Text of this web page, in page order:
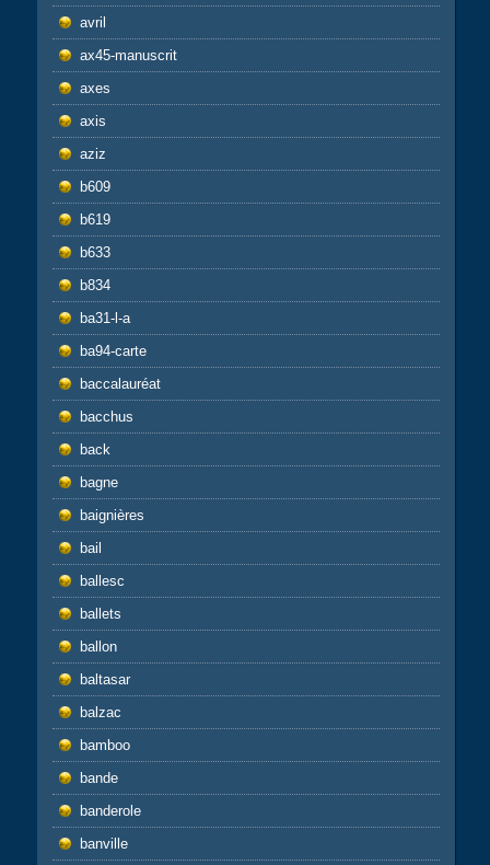
avril
ax45-manuscrit
axes
axis
aziz
b609
b619
b633
b834
ba31-l-a
ba94-carte
baccalauréat
bacchus
back
bagne
baignières
bail
ballesc
ballets
ballon
baltasar
balzac
bamboo
bande
banderole
banville